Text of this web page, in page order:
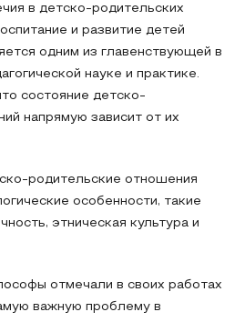
в детско-родительских
и развитие детей
одним из главенствующей в
науке и практике.
состояние детско-
напрямую зависит от их
родительские отношения
особенности, такие
этническая культура и
отмечали в своих работах
важную проблему в